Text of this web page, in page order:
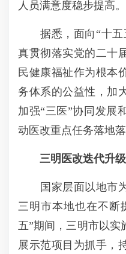
人员满意度稳步提高。
据悉，面向“十
真贯彻落实党的二十
民健康福祉作为根本
务体系的公益性，加
加强“三医”协同发展
动医改重点任务落地落
三明医改迭代升
国家层面以地市
三明市本地也在不断
五”期间，三明市以实
展示范项目为抓手，